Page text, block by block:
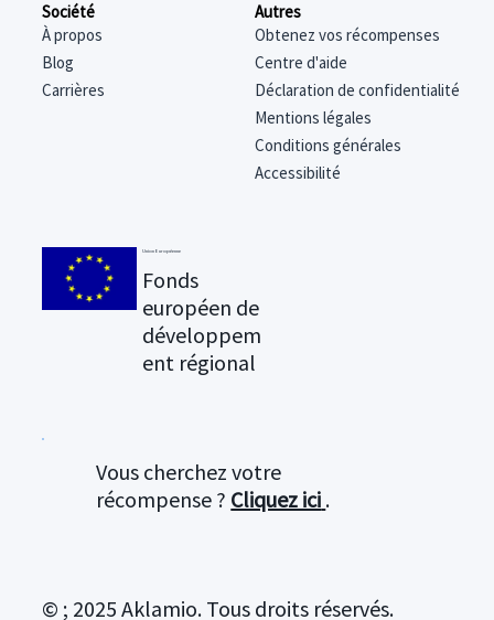
Société
À propos
Blog
Carrières
Autres
Obtenez vos récompenses
Centre d'aide
Déclaration de confidentialité
Mentions légales
Conditions générales
Accessibilité
Union Européenne
Fonds
européen de
développem
ent régional
Vous cherchez votre
récompense ? Cliquez ici .
© ; 2025 Aklamio. Tous droits réservés.